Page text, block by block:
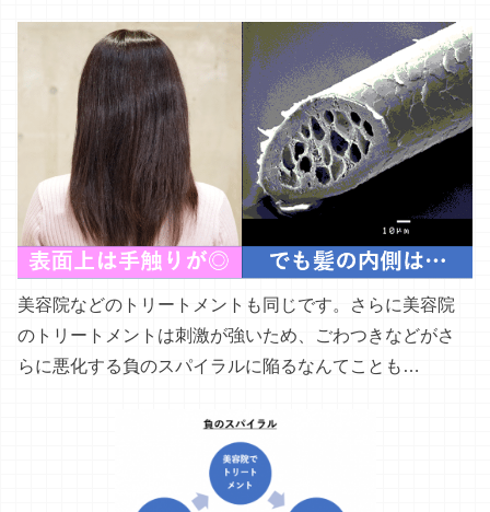
美容院などのトリートメントも同じです。さらに美容院
のトリートメントは刺激が強いため、ごわつきなどがさ
らに悪化する負のスパイラルに陥るなんてことも…